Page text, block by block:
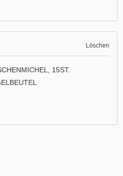
Löschen
15ST.